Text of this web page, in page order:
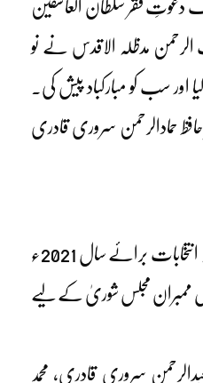
دعوتِ فقر سلطان العاشقین
مدظلہ الاقدس نے نو
سب کو مبارکباد پیش کی۔
حمادالرحمن سروری قادری
تحریک دعوت فقر کے سالانہ انتخابات برائے سال 2021ء
ممبران مجلس شوریٰ کے لیے
سروری قادری، محمد